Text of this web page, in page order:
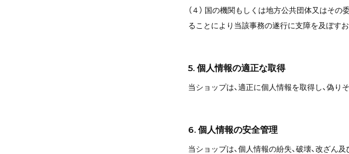
（４） 国の機関もしくは地方公共団体又はそ
ることにより当該事務の遂行に支障を及ぼす
5. 個人情報の適正な取得
当ショップは、適正に個人情報を取得し、偽り
6. 個人情報の安全管理
当ショップは、個人情報の紛失、破壊、改ざん